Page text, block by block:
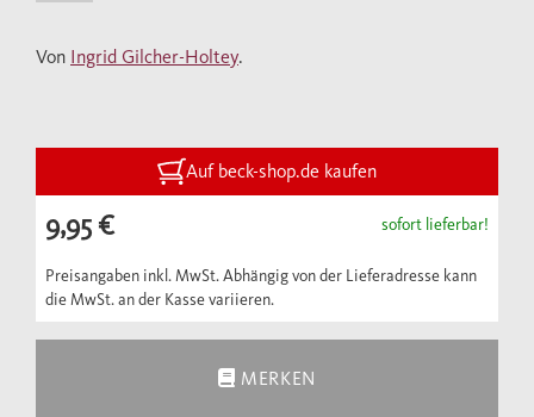
Von Ingrid Gilcher-Holtey.
Auf beck-shop.de kaufen
9,95 € sofort lieferbar!
Preisangaben inkl. MwSt. Abhängig von der Lieferadresse kann
die MwSt. an der Kasse variieren.
MERKEN